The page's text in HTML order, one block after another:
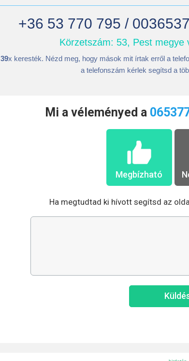
+36 53 770 795 /
Körzetszám: 53, Pest megye
39x keresték. Nézd meg, hogy mások mit írtak erről a
a telefonszám kérlek segítsd a
Mi a véleményed a
Megbízható
Ha megtudtad ki hívott segítsd az